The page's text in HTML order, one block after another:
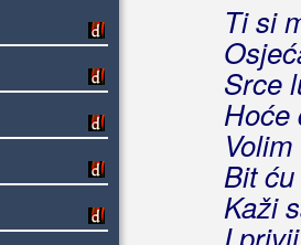
Ti si
Srce
Hoće
Bit
Kaži